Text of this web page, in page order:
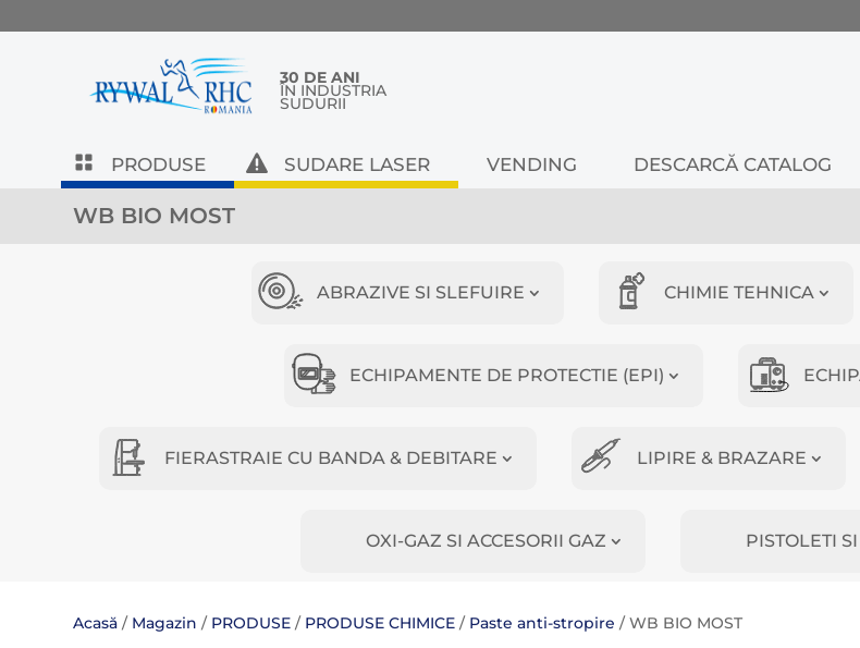
30 DE ANI
ÎN INDUSTRIA
SUDURII
PRODUSE SUDARE LASER VENDING DESCARCĂ CATALOG
WB BIO MOST
ABRAZIVE SI SLEFUIRE CHIMIE TEHNICA
ECHIPAMENTE DE PROTECTIE (EPI)
FIERASTRAIE CU BANDA & DEBITARE LIPIRE & BRAZARE
OXI-GAZ SI ACCESORII GAZ PISTOLETI
Acasă / Magazin / PRODUSE / PRODUSE CHIMICE / Paste anti-stropire / WB BIO MOST